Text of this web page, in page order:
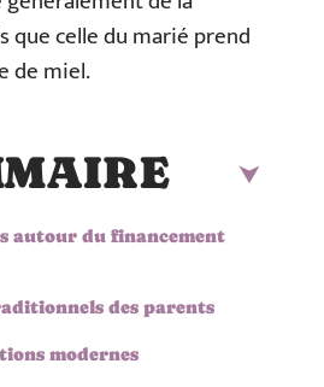
que celle du marié prend
de miel.
autour du financement
des parents
modernes